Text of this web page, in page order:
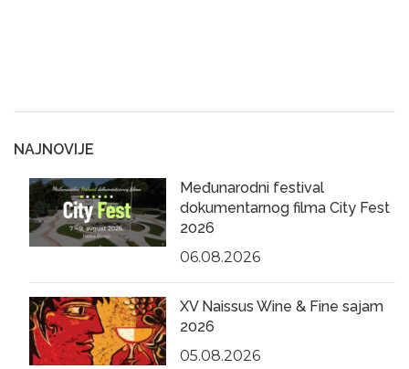
NAJNOVIJE
Međunarodni festival
dokumentarnog filma City Fest
2026
06.08.2026
XV Naissus Wine & Fine sajam
2026
05.08.2026